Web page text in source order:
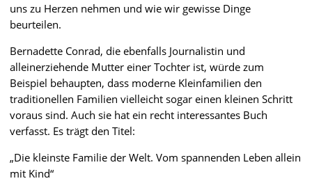
uns zu Herzen nehmen und wie wir gewisse Dinge
beurteilen.
Bernadette Conrad, die ebenfalls Journalistin und
alleinerziehende Mutter einer Tochter ist, würde zum
Beispiel behaupten, dass moderne Kleinfamilien den
traditionellen Familien vielleicht sogar einen kleinen Schritt
voraus sind. Auch sie hat ein recht interessantes Buch
verfasst. Es trägt den Titel:
„Die kleinste Familie der Welt. Vom spannenden Leben allein
mit Kind“